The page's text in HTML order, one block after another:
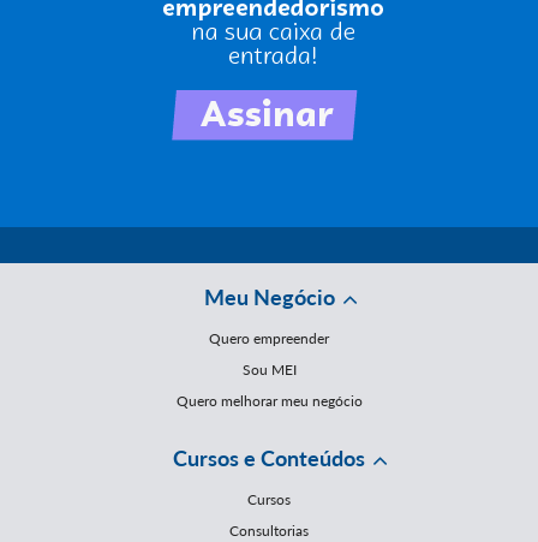
Meu Negócio
Quero empreender
Sou MEI
Quero melhorar meu negócio
Cursos e Conteúdos
Cursos
Consultorias